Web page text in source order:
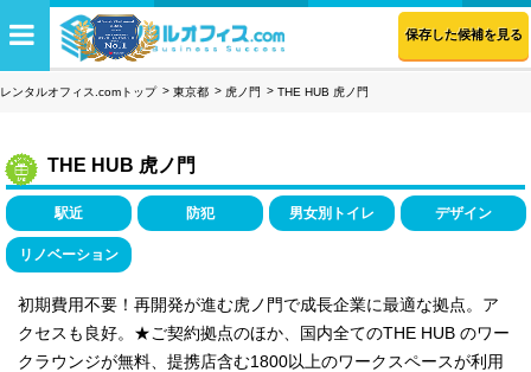
保存した候補を見る
レンタルオフィス.comトップ 東京都 虎ノ門 THE HUB 虎ノ門
THE HUB 虎ノ門
駅近 防犯 男女別トイレ デザイン
リノベーション
初期費用不要！再開発が進む虎ノ門で成長企業に最適な拠点。ア
クセスも良好。★ご契約拠点のほか、国内全てのTHE HUB のワー
クラウンジが無料、提携店含む1800以上のワークスペースが利用